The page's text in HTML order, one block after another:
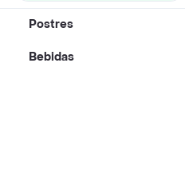
Postres
Bebidas